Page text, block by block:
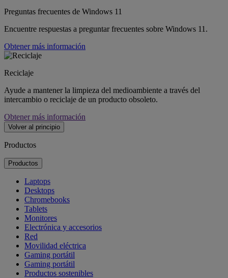
Preguntas frecuentes de Windows 11
Encuentre respuestas a preguntar frecuentes sobre Windows 11.
Obtener más información
Reciclaje
Ayude a mantener la limpieza del medioambiente a través del
intercambio o reciclaje de un producto obsoleto.
Obtener más información
Volver al principio
Productos
Productos
Laptops
Desktops
Chromebooks
Tablets
Monitores
Electrónica y accesorios
Red
Movilidad eléctrica
Gaming portátil
Gaming portátil
Productos sostenibles